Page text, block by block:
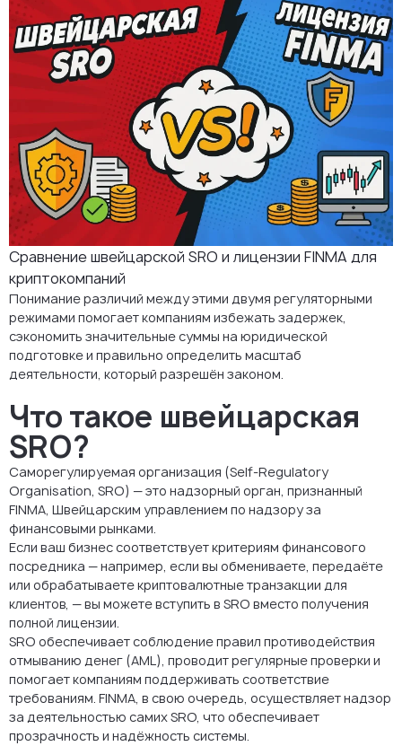
Сравнение швейцарской SRO и лицензии FINMA для
криптокомпаний
Понимание различий между этими двумя регуляторными
режимами помогает компаниям избежать задержек,
сэкономить значительные суммы на юридической
подготовке и правильно определить масштаб
деятельности, который разрешён законом.
Что такое швейцарская
SRO?
Саморегулируемая организация (Self-Regulatory
Organisation, SRO) — это надзорный орган, признанный
FINMA, Швейцарским управлением по надзору за
финансовыми рынками.
Если ваш бизнес соответствует критериям финансового
посредника — например, если вы обмениваете, передаёте
или обрабатываете криптовалютные транзакции для
клиентов, — вы можете вступить в SRO вместо получения
полной лицензии.
SRO обеспечивает соблюдение правил противодействия
отмыванию денег (AML), проводит регулярные проверки и
помогает компаниям поддерживать соответствие
требованиям. FINMA, в свою очередь, осуществляет надзор
за деятельностью самих SRO, что обеспечивает
прозрачность и надёжность системы.